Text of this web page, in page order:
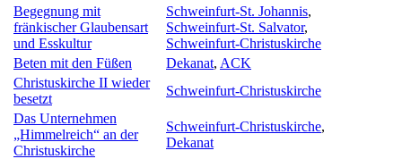
Begegnung mit
fränkischer Glaubensart
und Esskultur
Schweinfurt-St. Johannis,
Schweinfurt-St. Salvator,
Schweinfurt-Christuskirche
Beten mit den Füßen
Dekanat, ACK
Christuskirche II wieder
besetzt
Schweinfurt-Christuskirche
Das Unternehmen
„Himmelreich“ an der
Christuskirche
Schweinfurt-Christuskirche,
Dekanat